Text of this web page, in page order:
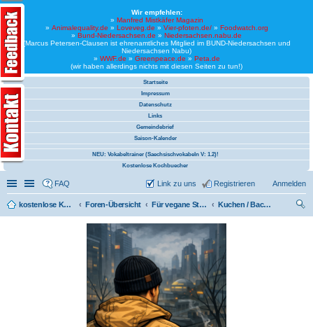
Wir empfehlen:
» Manfred Mistkäfer Magazin
» Animalequality.de » Loveveg.de » Vier-pfoten.de/» Foodwatch.org
» Bund-Niedersachsen.de » Niedersachsen.nabu.de
(Marcus Petersen-Clausen ist ehrenamtliches Mitglied im BUND-Niedersachsen und
Niedersachsen Nabu)
» WWF.de » Greenpeace.de » Peta.de
(wir haben allerdings nichts mit diesen Seiten zu tun!)
Startseite
Impressum
Datenschutz
Links
Gemeindebrief
Saison-Kalender
NEU: Vokabeltrainer (Saechsischvokabeln V: 1.2)!
Kostenlose Kochbuecher
Schnellzugriff
Linkliste
FAQ Anmelden
Registrieren
Link zu uns
kostenlose Kochrezepte und kostenlose Kochbücher Foren-Übersicht Für vegane Studenten / Studentinnen
Kuchen / Backen